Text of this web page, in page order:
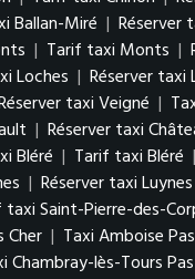
Ballan-Miré | Réserver
| Tarif taxi Monts |
Loches | Réserver taxi
taxi Veigné |
| Réserver taxi
Bléré | Tarif taxi Bléré |
| Réserver taxi Luynes
Saint-Pierre-des-
Cher | Taxi Amboise
Chambray-lès-Tours